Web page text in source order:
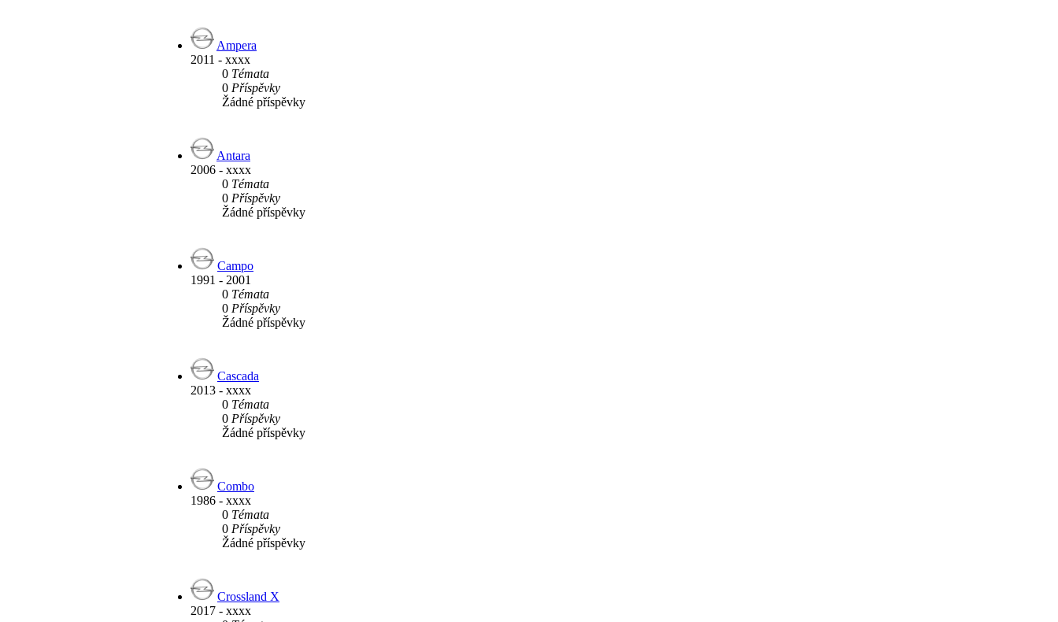
Ampera
2011 - xxxx
0 Témata
0 Příspěvky
Žádné příspěvky
Antara
2006 - xxxx
0 Témata
0 Příspěvky
Žádné příspěvky
Campo
1991 - 2001
0 Témata
0 Příspěvky
Žádné příspěvky
Cascada
2013 - xxxx
0 Témata
0 Příspěvky
Žádné příspěvky
Combo
1986 - xxxx
0 Témata
0 Příspěvky
Žádné příspěvky
Crossland X
2017 - xxxx